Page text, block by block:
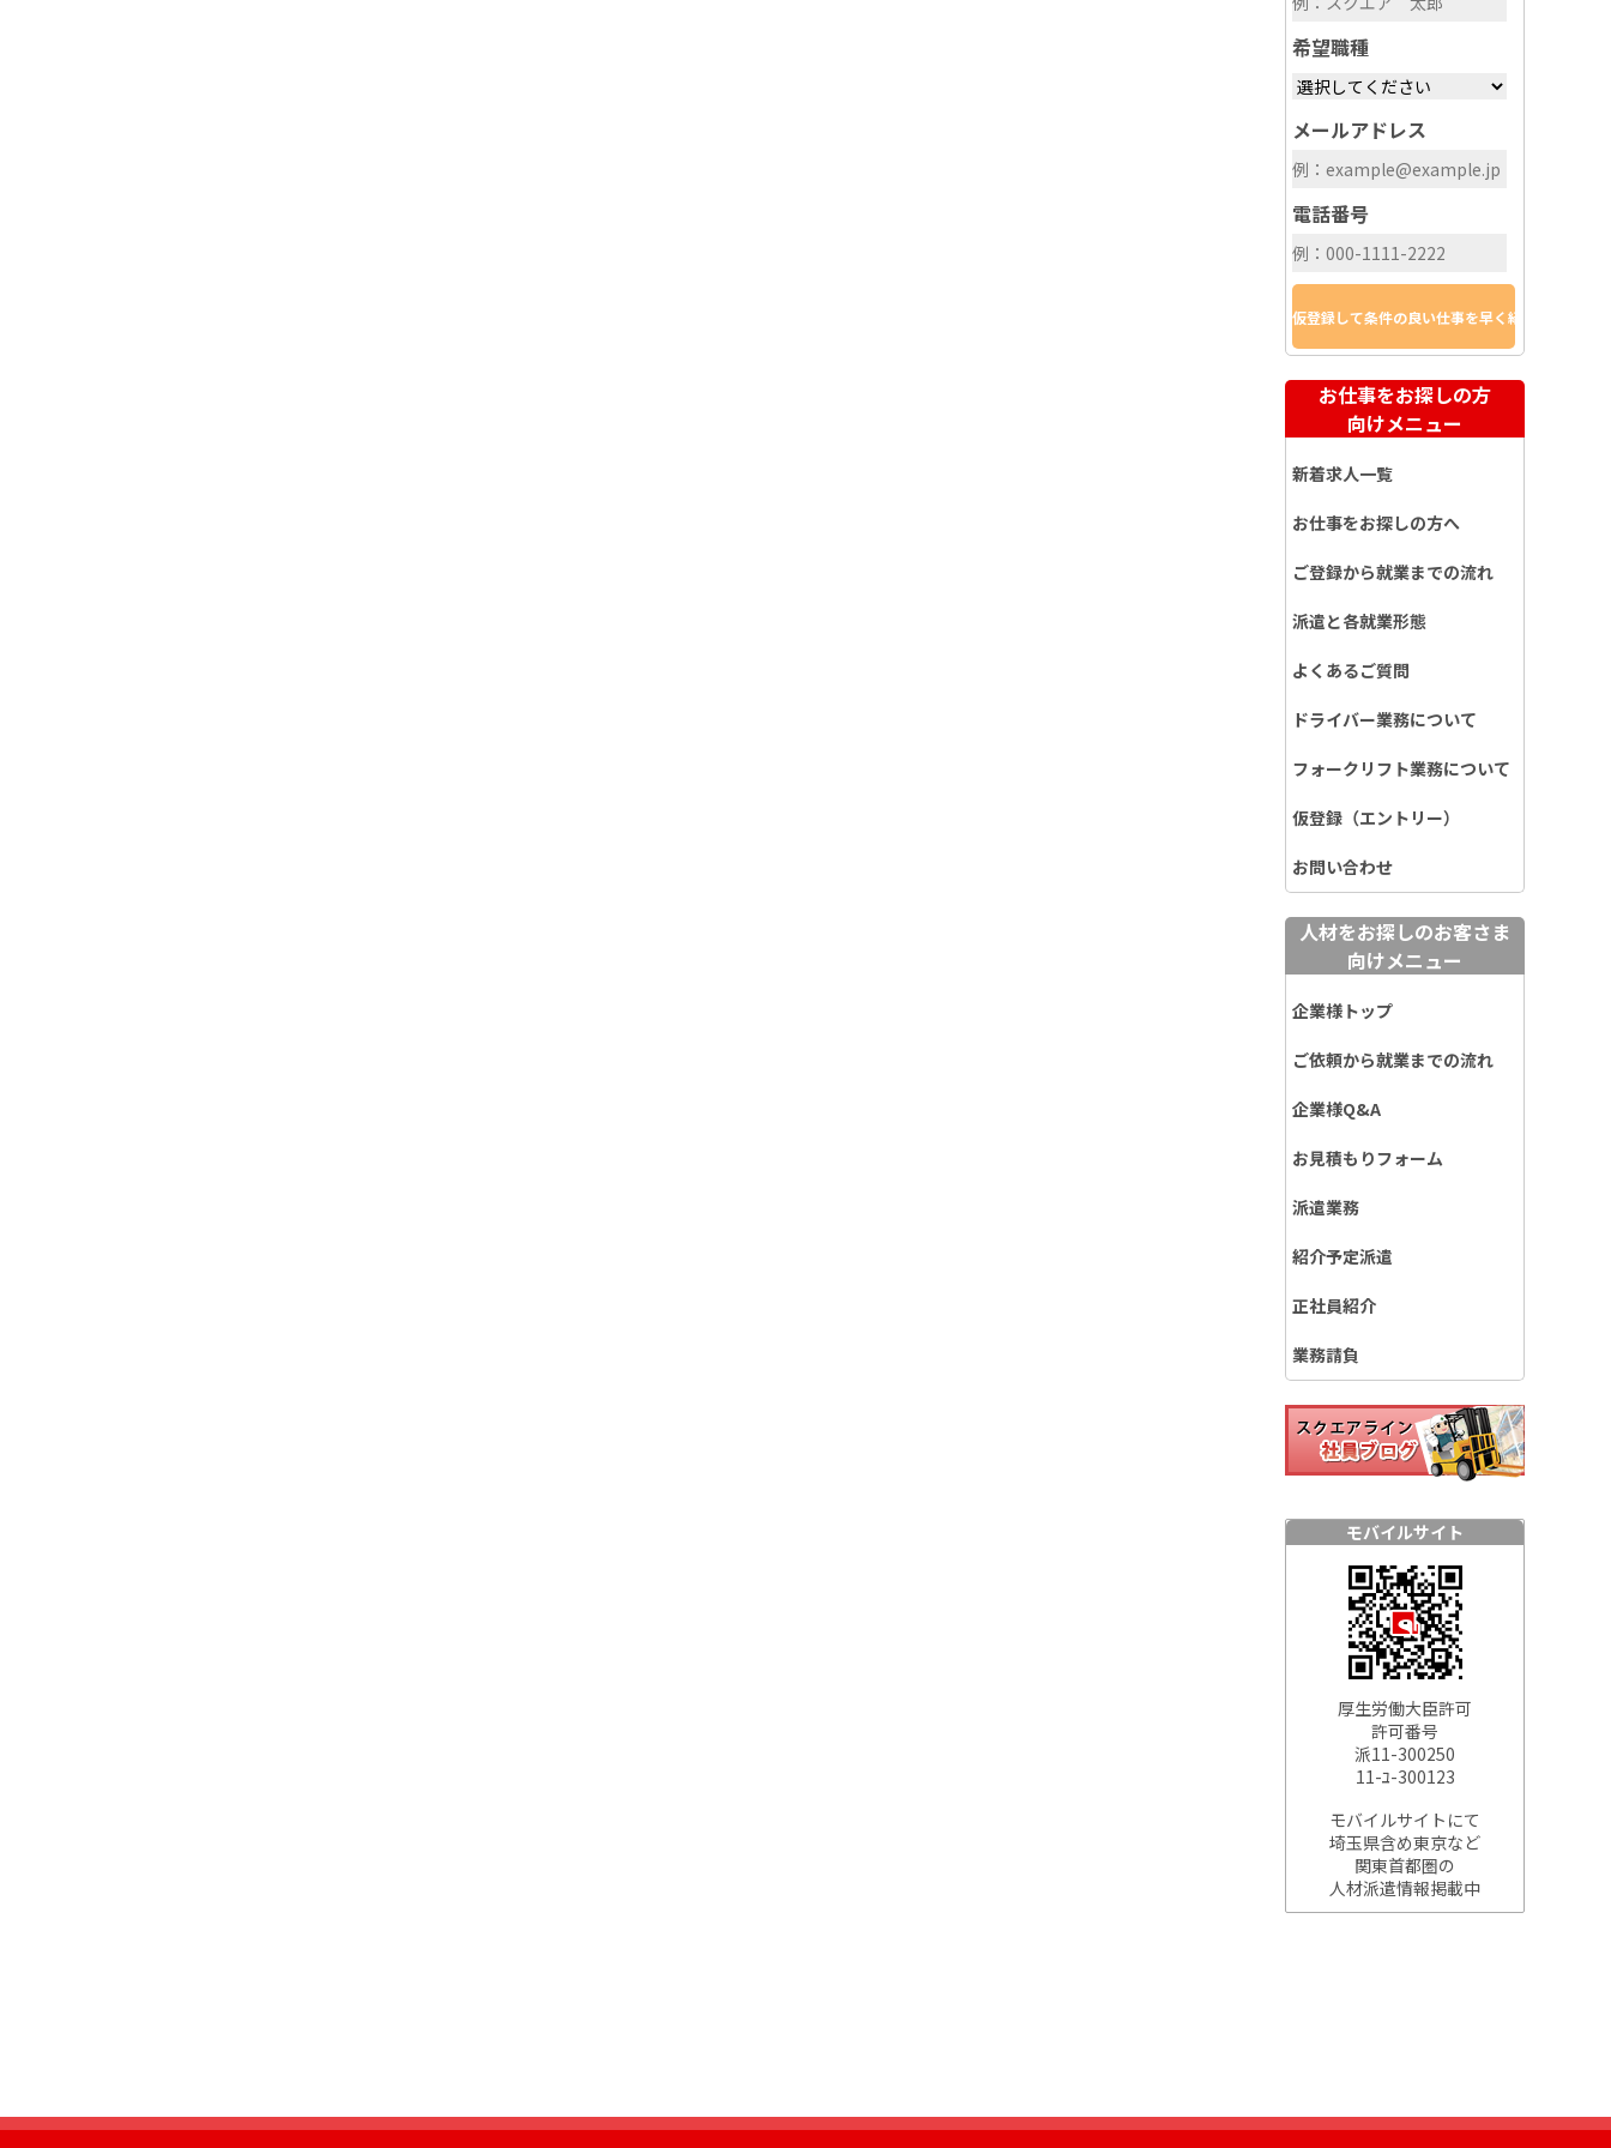
希望職種
メールアドレス
電話番号
お仕事をお探しの方
向けメニュー
新着求人一覧
お仕事をお探しの方へ
ご登録から就業までの流れ
派遣と各就業形態
よくあるご質問
ドライバー業務について
フォークリフト業務について
仮登録（エントリー）
お問い合わせ
人材をお探しのお客さま
向けメニュー
企業様トップ
ご依頼から就業までの流れ
企業様Q&A
お見積もりフォーム
派遣業務
紹介予定派遣
正社員紹介
業務請負
モバイルサイト
厚生労働大臣許可
許可番号
派11-300250
11-ﾕ-300123
モバイルサイトにて
埼玉県含め東京など
関東首都圏の
人材派遣情報掲載中